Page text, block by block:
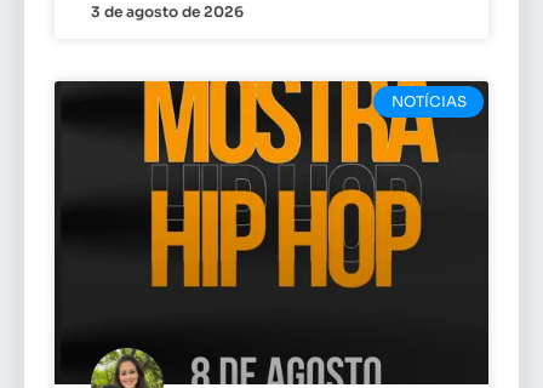
3 de agosto de 2026
NOTÍCIAS